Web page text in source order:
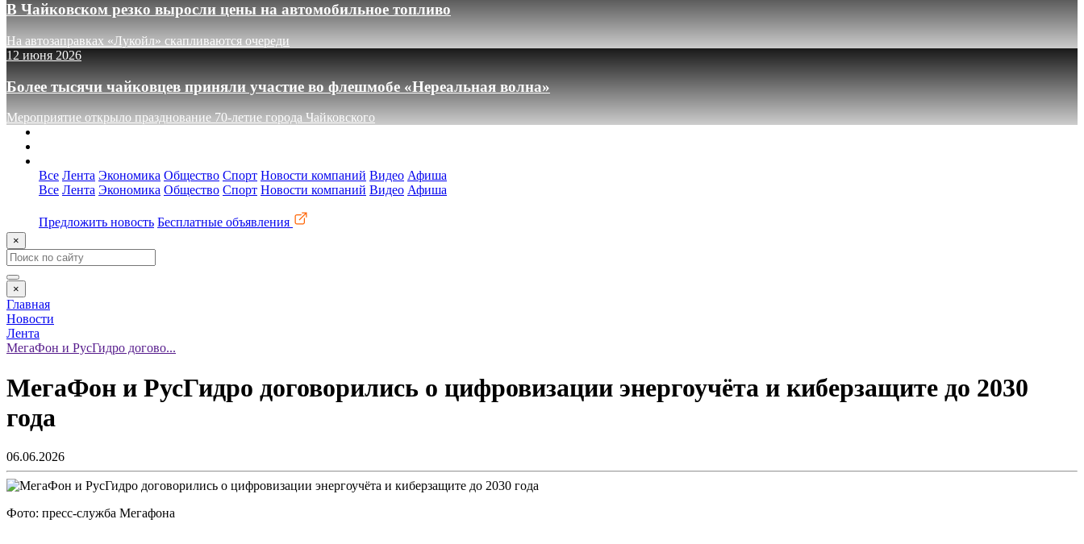
В Чайковском резко выросли цены на автомобильное топливо
На автозаправках «Лукойл» скапливаются очереди
12 июня 2026
Более тысячи чайковцев приняли участие во флешмобе «Нереальная волна»
Мероприятие открыло празднование 70-летие города Чайковского
Все Лента Экономика Общество Спорт Новости компаний Видео Афиша
Все Лента Экономика Общество Спорт Новости компаний Видео Афиша
Предложить новость Бесплатные объявления
×
×
Главная
Новости
Лента
МегаФон и РусГидро догово...
МегаФон и РусГидро договорились о цифровизации энергоучёта и киберзащите до 2030
года
06.06.2026
Фото: пресс-служба Мегафона